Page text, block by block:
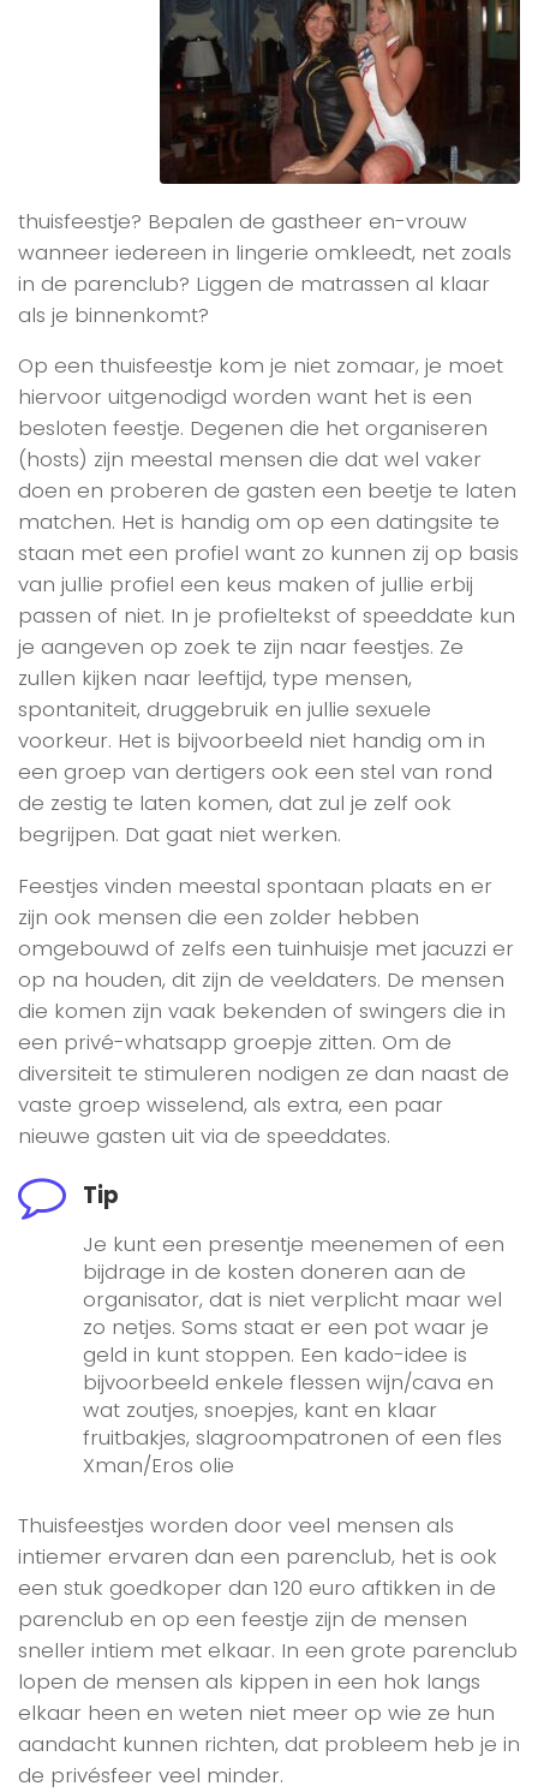
thuisfeestje? Bepalen de gastheer en-vrouw
wanneer iedereen in lingerie omkleedt, net zoals
in de parenclub? Liggen de matrassen al klaar
als je binnenkomt?
Op een thuisfeestje kom je niet zomaar, je moet
hiervoor uitgenodigd worden want het is een
besloten feestje. Degenen die het organiseren
(hosts) zijn meestal mensen die dat wel vaker
doen en proberen de gasten een beetje te laten
matchen. Het is handig om op een datingsite te
staan met een profiel want zo kunnen zij op basis
van jullie profiel een keus maken of jullie erbij
passen of niet. In je profieltekst of speeddate kun
je aangeven op zoek te zijn naar feestjes. Ze
zullen kijken naar leeftijd, type mensen,
spontaniteit, druggebruik en jullie sexuele
voorkeur. Het is bijvoorbeeld niet handig om in
een groep van dertigers ook een stel van rond
de zestig te laten komen, dat zul je zelf ook
begrijpen. Dat gaat niet werken.
Feestjes vinden meestal spontaan plaats en er
zijn ook mensen die een zolder hebben
omgebouwd of zelfs een tuinhuisje met jacuzzi er
op na houden, dit zijn de veeldaters. De mensen
die komen zijn vaak bekenden of swingers die in
een privé-whatsapp groepje zitten. Om de
diversiteit te stimuleren nodigen ze dan naast de
vaste groep wisselend, als extra, een paar
nieuwe gasten uit via de speeddates.
Tip
Je kunt een presentje meenemen of een
bijdrage in de kosten doneren aan de
organisator, dat is niet verplicht maar wel
zo netjes. Soms staat er een pot waar je
geld in kunt stoppen. Een kado-idee is
bijvoorbeeld enkele flessen wijn/cava en
wat zoutjes, snoepjes, kant en klaar
fruitbakjes, slagroompatronen of een fles
Xman/Eros olie
Thuisfeestjes worden door veel mensen als
intiemer ervaren dan een parenclub, het is ook
een stuk goedkoper dan 120 euro aftikken in de
parenclub en op een feestje zijn de mensen
sneller intiem met elkaar. In een grote parenclub
lopen de mensen als kippen in een hok langs
elkaar heen en weten niet meer op wie ze hun
aandacht kunnen richten, dat probleem heb je in
de privésfeer veel minder.